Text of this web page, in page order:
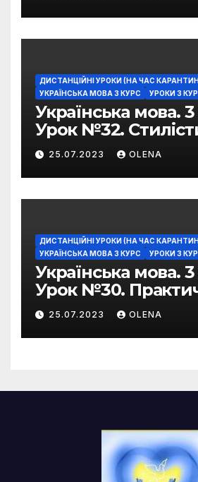
ДИСТАНЦІЙНІ УРОКИ (НА ЧАС
УКРАЇНСЬКА МОВА 3 КУРС
УРОКИ 3
Українська мова.
Урок №32.
забарвлення
фразеологізмів
25.07.2023 OLENA
ДИСТАНЦІЙНІ УРОКИ (НА ЧАС
УКРАЇНСЬКА МОВА 3 КУРС
УРОКИ 3
Українська мова.
Урок №30.
риторика.
жанри.
25.07.2023 OLENA